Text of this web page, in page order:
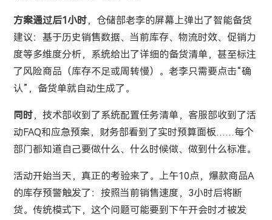
方案通过后1小时，仓储部老李的屏幕上弹出了智能备货
建议：基于历史销售数据、当前库存、物流时效、促销力
度等多维度分析，系统给出了详细的备货清单，甚至标注
了风险商品（库存不足或周转慢）。老李只需要点击“确
认”，备货单就自动生成了。
同时，技术部收到了系统配置任务清单，客服部收到了活
动FAQ和应急预案，财务部看到了实时预算面板……每个
部门都知道自己要做什么、什么时候做、做到什么标准。
活动开始当天，真正的考验来了。上午10点，爆款商品A
的库存预警触发了：按照当前销售速度，3小时后将断
货。传统模式下，这个问题可能要到下午开会时才被发